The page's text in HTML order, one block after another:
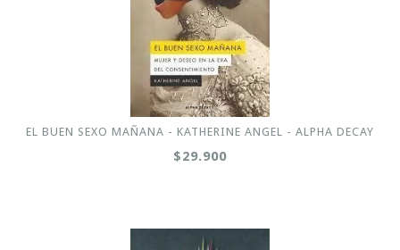
EL BUEN SEXO MAÑANA - KATHERINE ANGEL - ALPHA DECAY
$29.900